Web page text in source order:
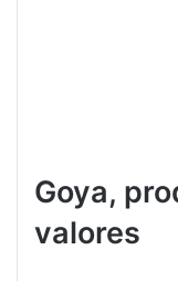
Goya,
valores